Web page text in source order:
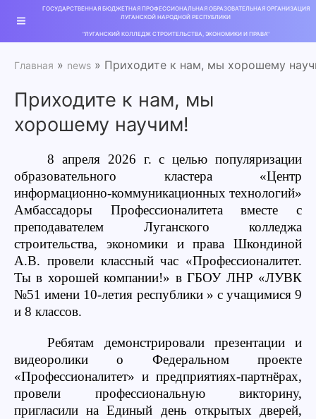
ГОСУДАРСТВЕННАЯ БЮДЖЕТНАЯ ПРОФЕССИОНАЛЬНАЯ ОБРАЗОВАТЕЛЬНАЯ ОРГАНИЗАЦИЯ
ЛУГАНСКОЙ НАРОДНОЙ РЕСПУБЛИКИ
"ЛУГАНСКИЙ КОЛЛЕДЖ СТРОИТЕЛЬСТВА, ЭКОНОМИКИ И ПРАВА"
Главная » news » Приходите к нам, мы хорошему
Приходите к нам, мы
хорошему научим!
8 апреля 2026 г. с целью популяризации
образовательного кластера «Центр
информационно-коммуникационных технологий»
Амбассадоры Профессионалитета вместе с
преподавателем Луганского колледжа
строительства, экономики и права Шкондиной
А.В. провели классный час «Профессионалитет.
Ты в хорошей компании!» в ГБОУ ЛНР «ЛУВК
№51 имени 10-летия республики » с учащимися 9
и 8 классов.
Ребятам демонстрировали презентации и
видеоролики о Федеральном проекте
«Профессионалитет» и предприятиях-партнёрах,
провели профессиональную викторину,
пригласили на Единый день открытых дверей,